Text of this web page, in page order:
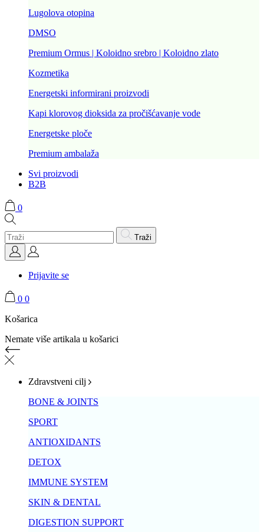
Lugolova otopina
DMSO
Premium Ormus | Koloidno srebro | Koloidno zlato
Kozmetika
Energetski informirani proizvodi
Kapi klorovog dioksida za pročišćavanje vode
Energetske ploče
Premium ambalaža
Svi proizvodi
B2B
0
Traži
Prijavite se
0 0
Košarica
Nemate više artikala u košarici
Zdravstveni cilj
BONE & JOINTS
SPORT
ANTIOXIDANTS
DETOX
IMMUNE SYSTEM
SKIN & DENTAL
DIGESTION SUPPORT